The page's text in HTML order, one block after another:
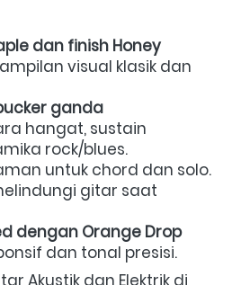
dan finish Honey
visual klasik dan
ganda
hangat, sustain
rock/blues.
untuk chord dan solo.
gitar saat
dengan Orange Drop
dan tonal presisi.
Akustik dan Elektrik di